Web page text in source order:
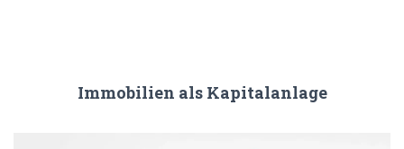
Immobilien als Kapitalanlage